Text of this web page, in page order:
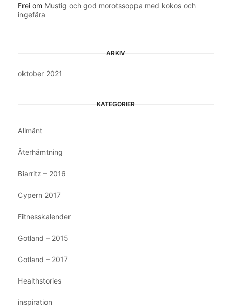
Frei om Mustig och god morotssoppa med kokos och
ingefära
ARKIV
oktober 2021
KATEGORIER
Allmänt
Återhämtning
Biarritz – 2016
Cypern 2017
Fitnesskalender
Gotland – 2015
Gotland – 2017
Healthstories
inspiration